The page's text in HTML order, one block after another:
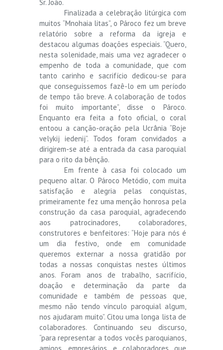
Sr. João.
Finalizada a celebração litúrgica com
muitos “Mnohaia litas”, o Pároco fez um breve
relatório sobre a reforma da igreja e
destacou algumas doações especiais. “Quero,
nesta solenidade, mais uma vez agradecer o
empenho de toda a comunidade, que com
tanto carinho e sacrifício dedicou-se para
que conseguíssemos fazê-lo em um período
de tempo tão breve. A colaboração de todos
foi muito importante”, disse o Pároco.
Enquanto era feita a foto oficial, o coral
entoou a canção-oração pela Ucrânia “Boje
velykij iedenij”. Todos foram convidados a
dirigirem-se até a entrada da casa paroquial
para o rito da bênção.
Em frente à casa foi colocado um
pequeno altar. O Pároco Metódio, com muita
satisfação e alegria pelas conquistas,
primeiramente fez uma menção honrosa pela
construção da casa paroquial, agradecendo
aos patrocinadores, colaboradores,
construtores e benfeitores: “Hoje para nós é
um dia festivo, onde em comunidade
queremos externar a nossa gratidão por
todas a nossas conquistas nestes últimos
anos. Foram anos de trabalho, sacrifício,
doação e determinação da parte da
comunidade e também de pessoas que,
mesmo não tendo vínculo paroquial algum,
nos ajudaram muito”. Citou uma longa lista de
colaboradores. Continuando seu discurso,
“para representar a todos vocês paroquianos,